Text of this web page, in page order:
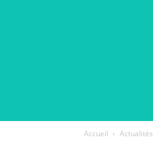
Accueil Actualités